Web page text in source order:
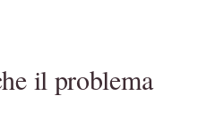
il problema